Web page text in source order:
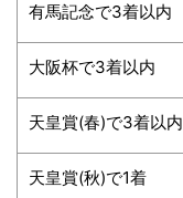
有馬記念で3着以内
大阪杯で3着以内
天皇賞(春)で3着以内
天皇賞(秋)で1着